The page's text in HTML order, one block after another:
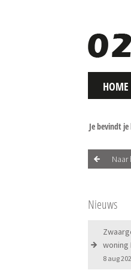
HOME
Je bevindt
Naar
Nieuws
woning
8 aug